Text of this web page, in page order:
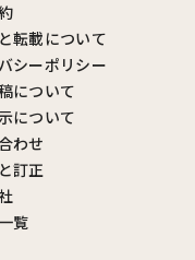
転載について
シーポリシー
について
について
わせ
訂正
覧